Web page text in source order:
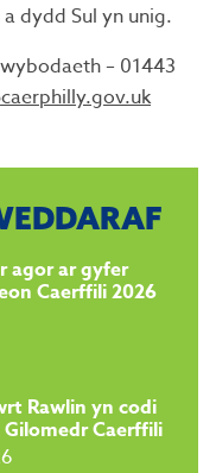
dydd Sul yn unig.
– 01443
agor ar gyfer
Caerffili 2026
Rawlin yn codi
Caerffili